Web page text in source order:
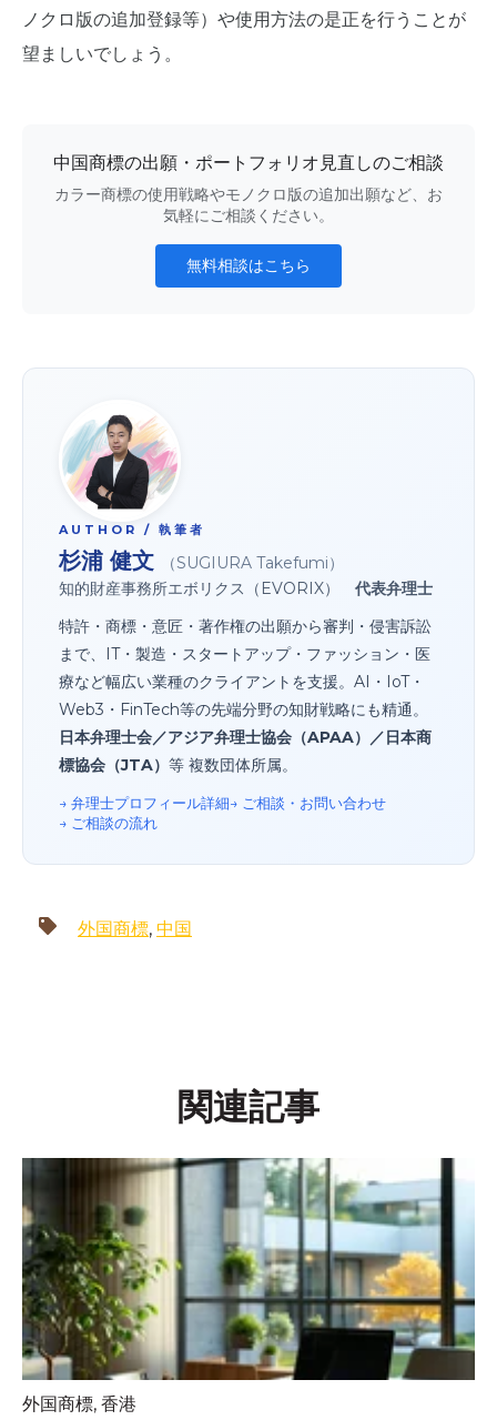
ノクロ版の追加登録等）や使用方法の是正を行うことが
望ましいでしょう。
中国商標の出願・ポートフォリオ見直しのご相談
カラー商標の使用戦略やモノクロ版の追加出願など、お
気軽にご相談ください。
無料相談はこちら
AUTHOR / 執筆者
杉浦 健文
（SUGIURA Takefumi）
知的財産事務所エボリクス（EVORIX） 代表弁理士
特許・商標・意匠・著作権の出願から審判・侵害訴訟
まで、IT・製造・スタートアップ・ファッション・医
療など幅広い業種のクライアントを支援。AI・IoT・
Web3・FinTech等の先端分野の知財戦略にも精通。
日本弁理士会／アジア弁理士協会（APAA）／日本商
標協会（JTA） 等 複数団体所属。
→ 弁理士プロフィール詳細→ ご相談・お問い合わせ
→ ご相談の流れ
外国商標, 中国
関連記事
外国商標, 香港